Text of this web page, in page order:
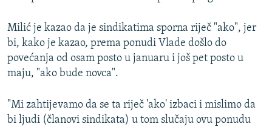
Milić je kazao da je sindikatima sporna riječ "ako", jer
bi, kako je kazao, prema ponudi Vlade došlo do
povećanja od osam posto u januaru i još pet posto u
maju, "ako bude novca".
"Mi zahtijevamo da se ta riječ 'ako' izbaci i mislimo da
bi ljudi (članovi sindikata) u tom slučaju ovu ponudu